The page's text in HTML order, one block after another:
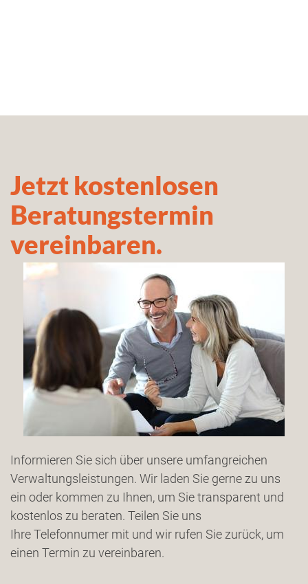
Jetzt kostenlosen
Beratungstermin
vereinbaren.
Informieren Sie sich über unsere umfangreichen
Verwaltungsleistungen. Wir laden Sie gerne zu uns
ein oder kommen zu Ihnen, um Sie transparent und
kostenlos zu beraten. Teilen Sie uns
Ihre Telefonnumer mit und wir rufen Sie zurück, um
einen Termin zu vereinbaren.